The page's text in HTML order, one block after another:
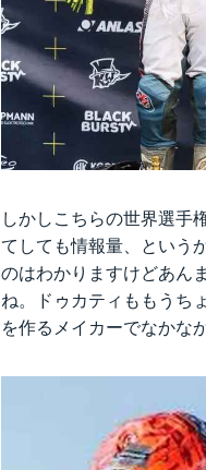
しかしこちらの世界選手
てしても情報量、という
のはわかりますけどあん
ね。ドゥカティももうち
を作るメイカーでなかな